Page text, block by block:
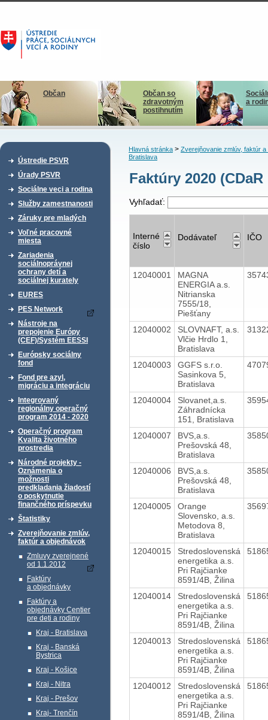
Občan
Občan so
zdravotným
postihnutím
a
Ústredie PSVR
Úrady PSVR
Sociálne veci a rodina
Služby zamestnanosti
Záruky pre mladých
Voľné pracovné
miesta
Zariadenia
sociálnoprávnej
ochrany detí a
sociálnej kurately
EURES
PES Network
Nástroje na
prepojenie Európy
(CEF)/Systém EESSI
Európsky sociálny
fond
Fond pre azyl,
migráciu a integráciu
Integrovaný
regionálny operačný
program 2014 - 2020
Operačný program
Kvalita životného
prostredia
Národné projekty -
Oznámenia o
možnosti
predkladania žiadostí
o poskytnutie
finančného príspevku
Štatistiky
Zverejňovanie zmlúv,
faktúr a objednávok
Zmluvy zverejnené
od 1.1.2012
Faktúry
a objednávky
Faktúry a
objednávky Centier
pre deti a rodiny
Kraj - Bratislava
Kraj - Banská
Bystrica
Kraj - Košice
Kraj - Nitra
Kraj - Prešov
Kraj- Trenčín
Hlavná stránka> Zverejňovanie zmlúv, faktúr a
Bratislava
Faktúry 2020
Vyhľadať:
Interné
číslo
Dodávateľ IČO
12040001
MAGNA
ENERGIA a.s.
Nitrianska
7555/18,
Piešťany
12040002
SLOVNAFT, a.s.
Vlčie Hrdlo 1,
Bratislava
12040003
GGFS s.r.o.
Sasinkova 5,
Bratislava
12040004
Slovanet,a.s.
Záhradnícka
151, Bratislava
12040007
BVS,a.s.
Prešovská 48,
Bratislava
12040006
BVS,a.s.
Prešovská 48,
Bratislava
12040005
Orange
Slovensko, a.s.
Metodova 8,
Bratislava
12040015
Stredoslovenská
energetika a.s.
Pri Rajčianke
8591/4B, Žilina
12040014
Stredoslovenská
energetika a.s.
Pri Rajčianke
8591/4B, Žilina
12040013
Stredoslovenská
energetika a.s.
Pri Rajčianke
8591/4B, Žilina
12040012
Stredoslovenská
energetika a.s.
Pri Rajčianke
8591/4B, Žilina